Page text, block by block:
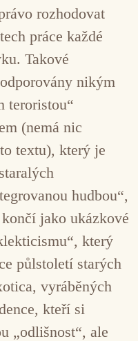
rozhodovat
práce každé
Takové
nikým
teroristou“
(nemá nic
textu), který je
hudbou“,
jako ukázkové
který
půlstoletí starých
vyráběných
kteří si
„odlišnost“, ale